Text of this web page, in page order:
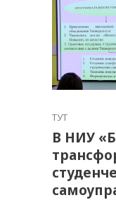
ТУТ
В НИУ